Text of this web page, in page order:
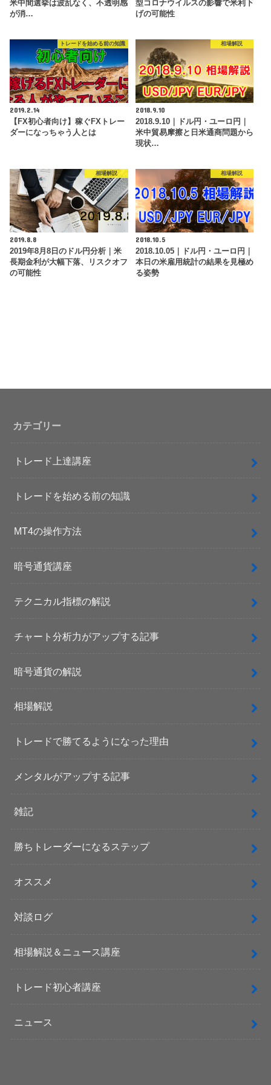
米中間選挙は波乱なく、不透明感
が消…
型コロナウイルスの影響で米利下
げの可能性
トレードを始める前の知識
2019.2.14
【FX初心者向け】稼ぐFXトレー
ダーになっちゃう人とは
相場解説
2018.9.10
2018.9.10｜ドル円・ユーロ円｜
米中貿易摩擦と日米通商問題から
現状…
相場解説
2019.8.8
2019年8月8日のドル円分析｜米
長期金利が大幅下落、リスクオフ
の可能性
相場解説
2018.10.5
2018.10.05｜ドル円・ユーロ円｜
本日の米雇用統計の結果を見極め
る姿勢
カテゴリー
トレード上達講座
トレードを始める前の知識
MT4の操作方法
暗号通貨講座
テクニカル指標の解説
チャート分析力がアップする記事
暗号通貨の解説
相場解説
トレードで勝てるようになった理由
メンタルがアップする記事
雑記
勝ちトレーダーになるステップ
オススメ
対談ログ
相場解説＆ニュース講座
トレード初心者講座
ニュース